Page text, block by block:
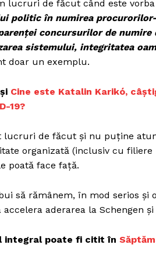
lucruri de făcut când este
politic în numirea
concursurilor de
sistemului, integritatea
doar un exemplu.
Cine este Katalin Karikó,
19?
lucruri de făcut și nu puține
organizată (inclusiv cu
poată face față.
să rămânem, în mod serios
accelera aderarea la Schengen
integral poate fi citit în